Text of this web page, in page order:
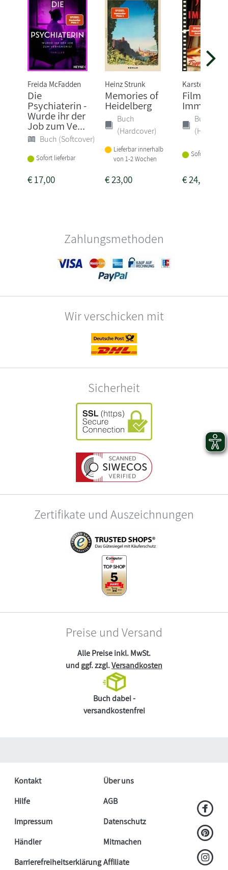
Freida McFadden
Die
Psychiaterin -
Wurde ihr der
Job zum Ve...
Buch (Softcover)
Sofort lieferbar
€17,00
Heinz Strunk
Memories of
Heidelberg
Buch
(Hardcover)
Lieferbar innerhalb
von 1-2 Wochen
€23,00
Karsten Dusse
Filmriss
Immenhof
Buch
Sofort
€24,00
Zahlungsmethoden
Wir verschicken mit
Sicherheit
Zertifikate und Auszeichnungen
Preise und Versand
Alle Preise inkl. MwSt.
und ggf. zzgl.Versandkosten
Buch dabei -
versandkostenfrei
Kontakt
Über uns
Hilfe
AGB
Impressum
Datenschutz
Händler
Mitmachen
BarrierefreiheitserklärungAffiliate